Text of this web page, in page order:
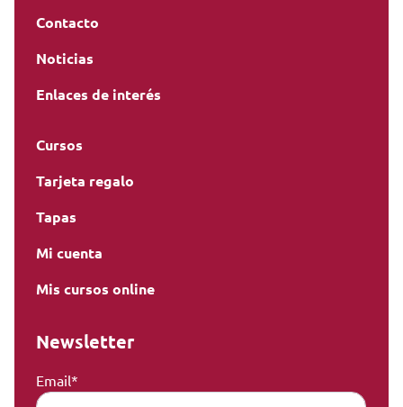
Contacto
Noticias
Enlaces de interés
Cursos
Tarjeta regalo
Tapas
Mi cuenta
Mis cursos online
Newsletter
Email*